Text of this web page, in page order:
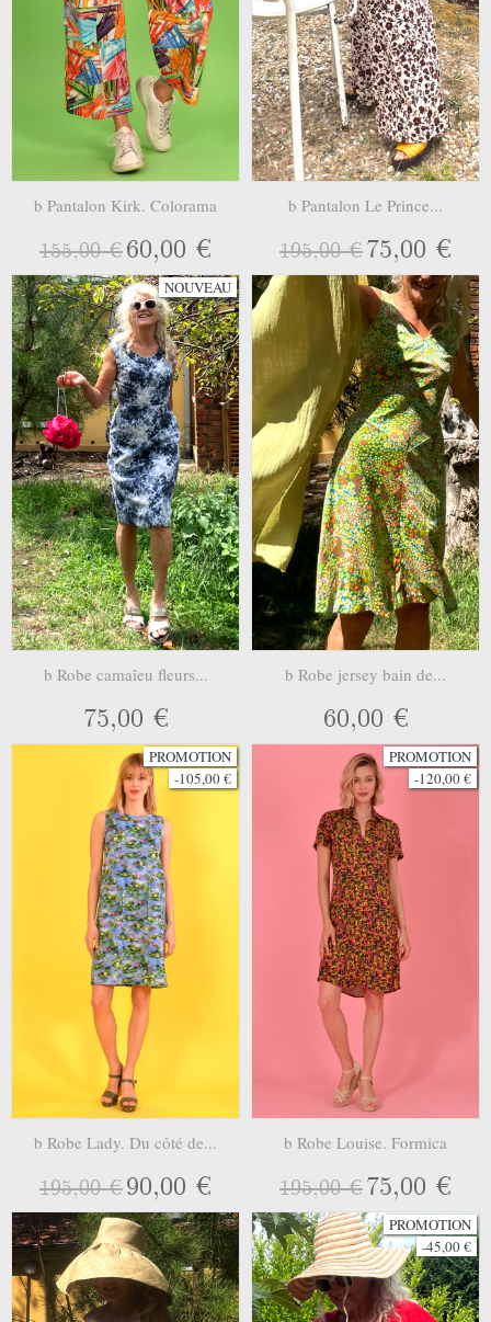
b Pantalon Kirk. Colorama
155,00 €60,00 €
b Pantalon Le Prince...
195,00 €75,00 €
NOUVEAU
b Robe camaîeu fleurs...
75,00 €
b Robe jersey bain de...
60,00 €
PROMOTION
-105,00 €
b Robe Lady. Du côté de...
195,00 €90,00 €
PROMOTION
-120,00 €
b Robe Louise. Formica
195,00 €75,00 €
PROMOTION
-45,00 €